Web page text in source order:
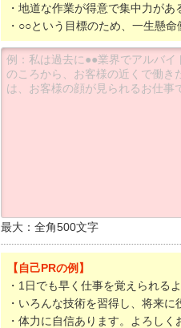
・地道な作業が得意で集中力が
・○○という目標のため、一生懸
最大：全角500文字
【自己PRの例】
・1日でも早く仕事を覚えられる
・いろんな技術を習得し、将来
・体力に自信あります。よろしく